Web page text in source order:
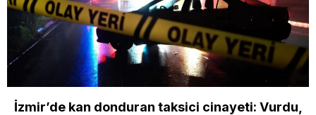
İzmir’de kan donduran taksici cinayeti: Vurdu,